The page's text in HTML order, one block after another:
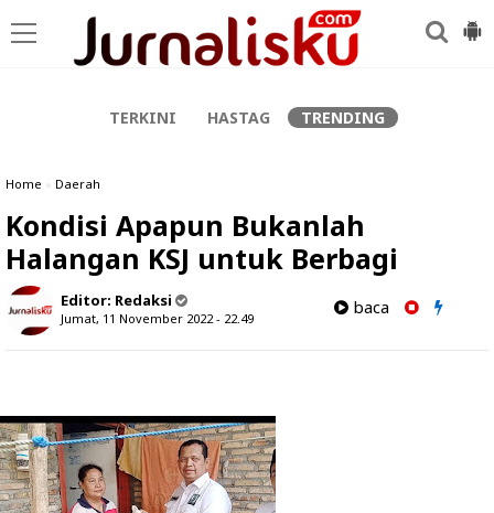
TERKINI HASTAG TRENDING
Home » Daerah
Kondisi Apapun Bukanlah
Halangan KSJ untuk Berbagi
Editor: Redaksi
Jumat, 11 November 2022 - 22.49
baca